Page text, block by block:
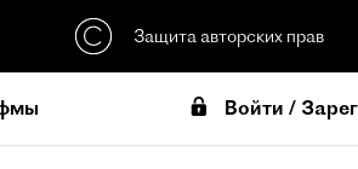
Защита авторских прав
Войти /